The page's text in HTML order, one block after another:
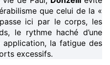
que celui de la «
ici par le corps, les
le rythme haché d’une
application, la fatigue des
excessifs.